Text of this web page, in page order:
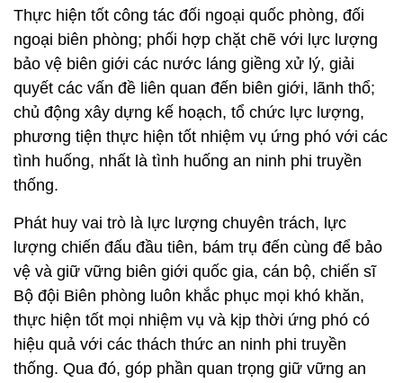
Thực hiện tốt công tác đối ngoại quốc phòng, đối
ngoại biên phòng; phối hợp chặt chẽ với lực lượng
bảo vệ biên giới các nước láng giềng xử lý, giải
quyết các vấn đề liên quan đến biên giới, lãnh thổ;
chủ động xây dựng kế hoạch, tổ chức lực lượng,
phương tiện thực hiện tốt nhiệm vụ ứng phó với các
tình huống, nhất là tình huống an ninh phi truyền
thống.
Phát huy vai trò là lực lượng chuyên trách, lực
lượng chiến đấu đầu tiên, bám trụ đến cùng để bảo
vệ và giữ vững biên giới quốc gia, cán bộ, chiến sĩ
Bộ đội Biên phòng luôn khắc phục mọi khó khăn,
thực hiện tốt mọi nhiệm vụ và kịp thời ứng phó có
hiệu quả với các thách thức an ninh phi truyền
thống. Qua đó, góp phần quan trọng giữ vững an